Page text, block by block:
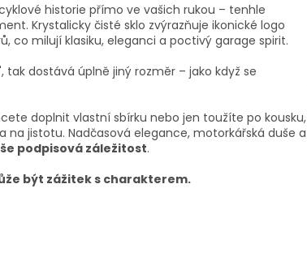
historie přímo ve vašich rukou – tenhle
Krystalicky čisté sklo zvýrazňuje ikonické logo
co milují klasiku, eleganci a poctivý garage spirit.
dostává úplně jiný rozměr – jako když se
doplnit vlastní sbírku nebo jen toužíte po kousku,
na jistotu. Nadčasová elegance, motorkářská duše a
podpisová záležitost.
být zážitek s charakterem.